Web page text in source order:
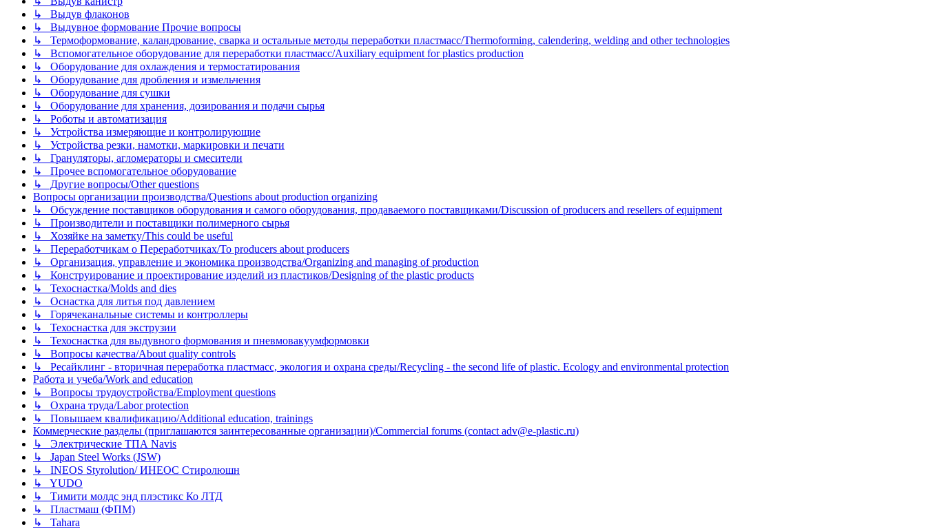
↳ Выдув флаконов
↳ Выдувное формование Прочие вопросы
↳ Термоформование, каландрование, сварка и остальные методы переработки пластмасс/Thermoforming, calendering, welding and other technologies
↳ Вспомогательное оборудование для переработки пластмасс/Auxiliary equipment for plastics production
↳ Оборудование для охлаждения и термостатирования
↳ Оборудование для дробления и измельчения
↳ Оборудование для сушки
↳ Оборудование для хранения, дозирования и подачи сырья
↳ Роботы и автоматизация
↳ Устройства измеряющие и контролирующие
↳ Устройства резки, намотки, маркировки и печати
↳ Грануляторы, агломераторы и смесители
↳ Прочее вспомогательное оборудование
↳ Другие вопросы/Other questions
Вопросы организации производства/Questions about production organizing
↳ Обсуждение поставщиков оборудования и самого оборудования, продаваемого поставщиками/Discussion of producers and resellers of equipment
↳ Производители и поставщики полимерного сырья
↳ Хозяйке на заметку/This could be useful
↳ Переработчикам о Переработчиках/To producers about producers
↳ Организация, управление и экономика производства/Organizing and managing of production
↳ Конструирование и проектирование изделий из пластиков/Designing of the plastic products
↳ Техоснастка/Molds and dies
↳ Оснастка для литья под давлением
↳ Горячеканальные системы и контроллеры
↳ Техоснастка для экструзии
↳ Техоснастка для выдувного формования и пневмовакуумформовки
↳ Вопросы качества/About quality controls
↳ Ресайклинг - вторичная переработка пластмасс, экология и охрана среды/Recycling - the second life of plastic. Ecology and environmental protection
Работа и учеба/Work and education
↳ Вопросы трудоустройства/Employment questions
↳ Охрана труда/Labor protection
↳ Повышаем квалификацию/Additional education, trainings
Коммерческие разделы (приглашаются заинтересованные организации)/Commercial forums (contact adv@e-plastic.ru)
↳ Электрические ТПА Navis
↳ Japan Steel Works (JSW)
↳ INEOS Styrolution/ ИНЕОС Стиролюшн
↳ YUDO
↳ Тимити молдс энд плэстикс Ко ЛТД
↳ Пластмаш (ФПМ)
↳ Tahara